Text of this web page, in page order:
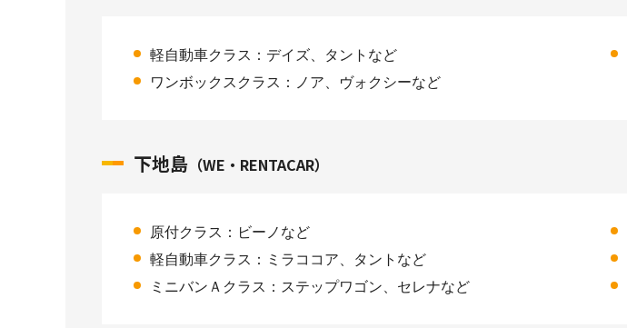
軽自動車クラス：デイズ、タントなど
ワンボックスクラス：ノア、ヴォクシーなど
下地島 （WE・RENTACAR）
原付クラス：ビーノなど
軽自動車クラス：ミラココア、タントなど
ミニバンＡクラス：ステップワゴン、セレナなど